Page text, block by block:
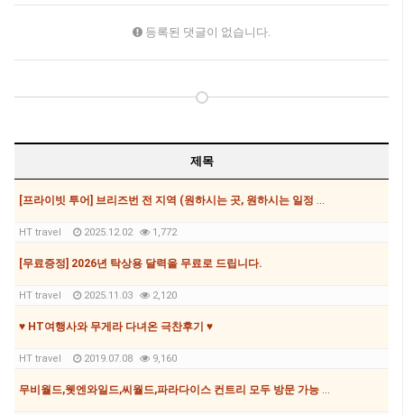
등록된 댓글이 없습니다.
제목
[프라이빗 투어] 브리즈번 전 지역 (원하시는 곳, 원하시는 일정 모두 가능, 7,8,12,24,35,56인승 가능)
HT travel 2025.12.02 1,772
[무료증정] 2026년 탁상용 달력을 무료로 드립니다.
HT travel 2025.11.03 2,120
♥ HT여행사와 무게라 다녀온 극찬후기 ♥
HT travel 2019.07.08 9,160
무비월드,웻엔와일드,씨월드,파라다이스 컨트리 모두 방문 가능 패스가 167불!!!!